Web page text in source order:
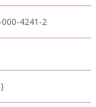
4241-2